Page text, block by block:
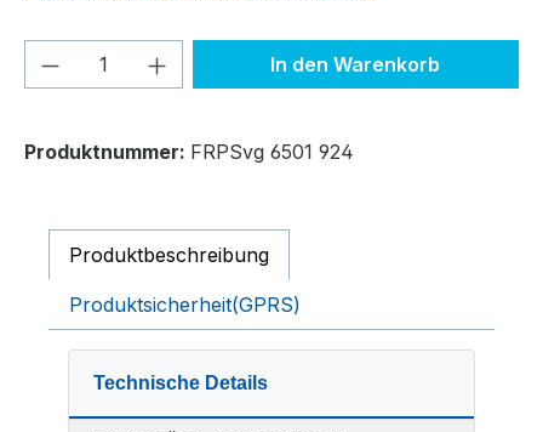
Produkt Anzahl: Gib denIn den Warenkorb
Produktnummer: FRPSvg 6501 924
Produktbeschreibung
Produktsicherheit(GPRS)
Technische Details